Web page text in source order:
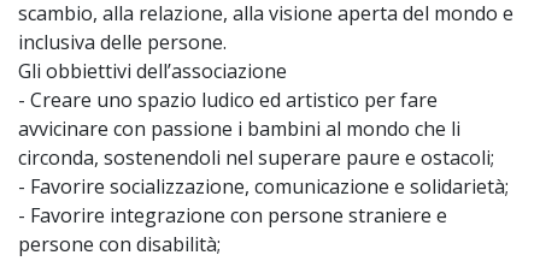
scambio, alla relazione, alla visione aperta del mondo e
inclusiva delle persone.
Gli obbiettivi dell’associazione
- Creare uno spazio ludico ed artistico per fare
avvicinare con passione i bambini al mondo che li
circonda, sostenendoli nel superare paure e ostacoli;
- Favorire socializzazione, comunicazione e solidarietà;
- Favorire integrazione con persone straniere e
persone con disabilità;